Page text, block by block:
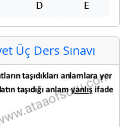
D E
Üç Ders Sınavı